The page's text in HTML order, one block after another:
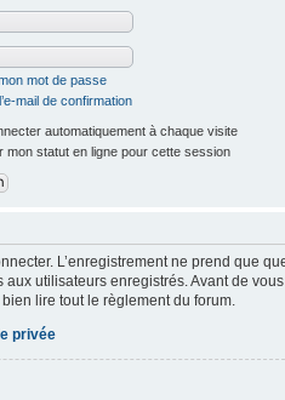
mot de passe
mail de confirmation
automatiquement à chaque visite
mon statut en ligne pour cette session
L’enregistrement ne prend que
utilisateurs enregistrés. Avant de
lire tout le règlement du forum.
privée